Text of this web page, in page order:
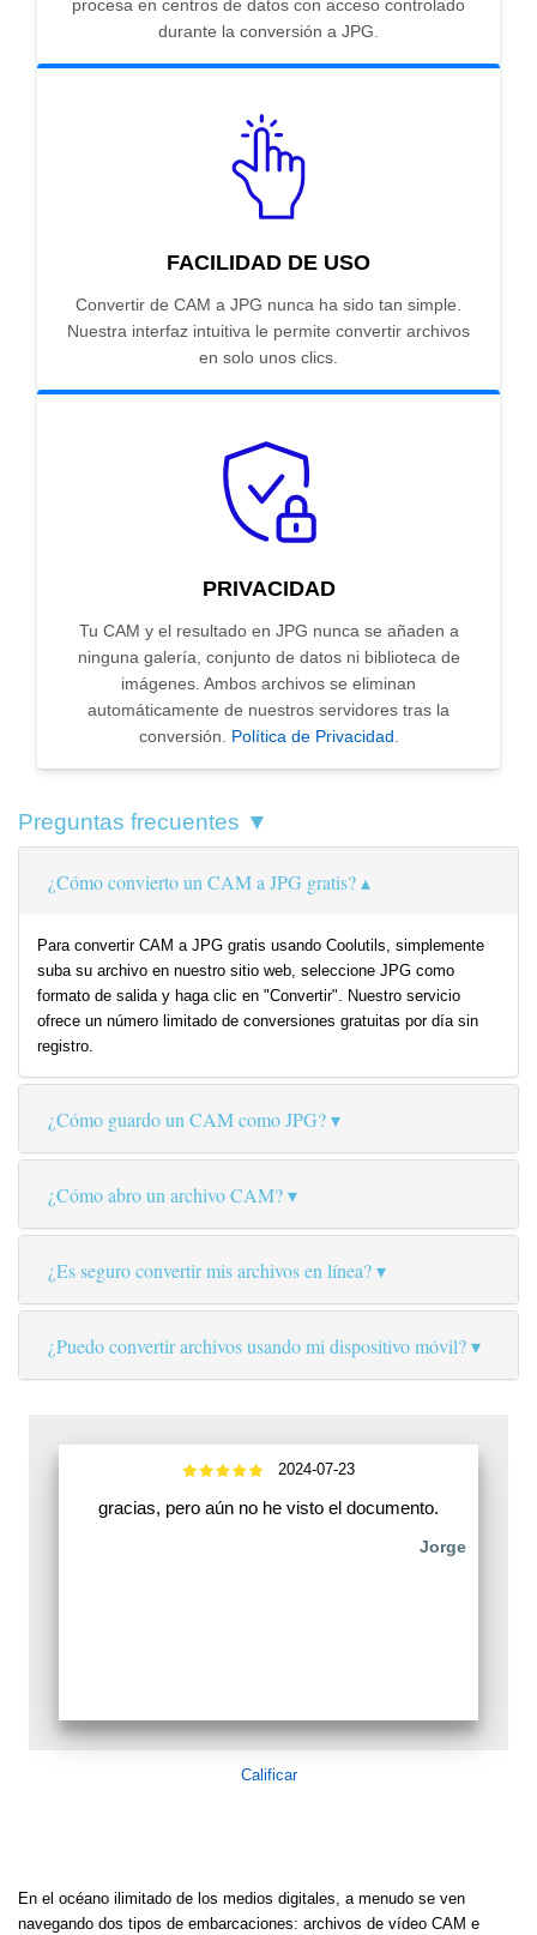
procesa en centros de datos con acceso controlado
durante la conversión a JPG.
FACILIDAD DE USO
Convertir de CAM a JPG nunca ha sido tan simple.
Nuestra interfaz intuitiva le permite convertir archivos
en solo unos clics.
PRIVACIDAD
Tu CAM y el resultado en JPG nunca se añaden a
ninguna galería, conjunto de datos ni biblioteca de
imágenes. Ambos archivos se eliminan
automáticamente de nuestros servidores tras la
conversión. Política de Privacidad.
Preguntas frecuentes ▼
¿Cómo convierto un CAM a JPG gratis?
Para convertir CAM a JPG gratis usando Coolutils, simplemente
suba su archivo en nuestro sitio web, seleccione JPG como
formato de salida y haga clic en "Convertir". Nuestro servicio
ofrece un número limitado de conversiones gratuitas por día sin
registro.
¿Cómo guardo un CAM como JPG?
¿Cómo abro un archivo CAM?
¿Es seguro convertir mis archivos en línea?
¿Puedo convertir archivos usando mi dispositivo móvil?
2024-07-23
gracias, pero aún no he visto el documento.
Jorge
Calificar
En el océano ilimitado de los medios digitales, a menudo se ven
navegando dos tipos de embarcaciones: archivos de vídeo CAM e